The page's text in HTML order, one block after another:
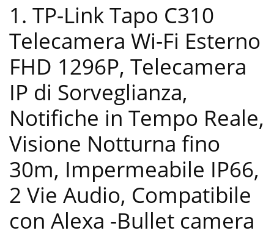
1. TP-Link Tapo C310
Telecamera Wi-Fi Esterno
FHD 1296P, Telecamera
IP di Sorveglianza,
Notifiche in Tempo Reale,
Visione Notturna fino
30m, Impermeabile IP66,
2 Vie Audio, Compatibile
con Alexa -Bullet camera